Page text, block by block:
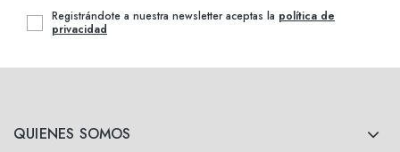
QUIENES SOMOS
Registrándote a nuestra newsletter aceptas la política de
privacidad